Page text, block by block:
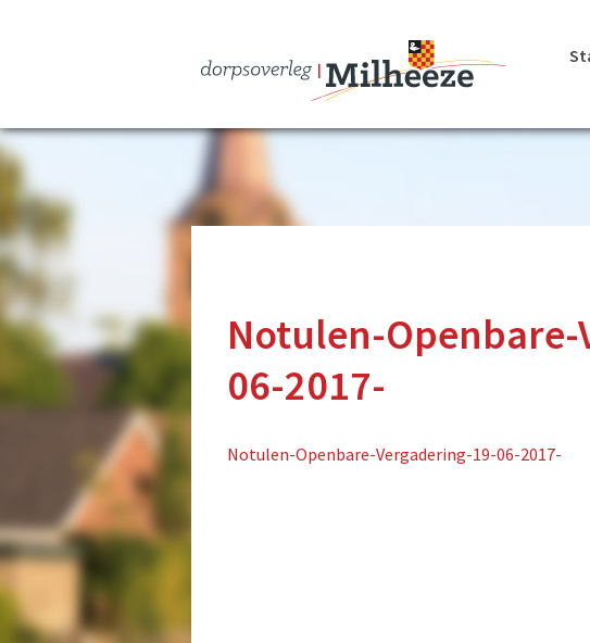
Notulen-
06-2017-
Notulen-Openbare-Vergadering-19-06-2017-